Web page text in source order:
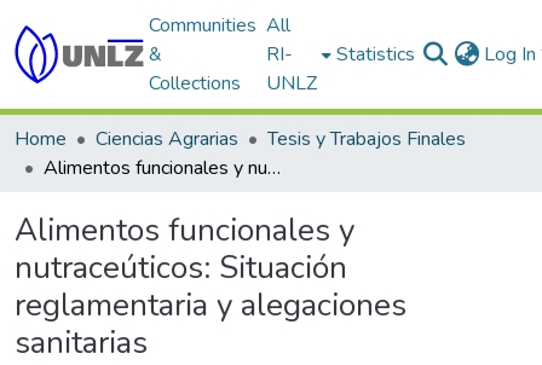
Communities
&
Collections
All
RI-
UNLZ
Statistics Log In
Home Ciencias Agrarias
Tesis y Trabajos Finales
Alimentos funcionales y nutraceúticos: Situación reglamentaria y alegaciones sanitarias
Alimentos funcionales y
nutraceúticos: Situación
reglamentaria y alegaciones
sanitarias